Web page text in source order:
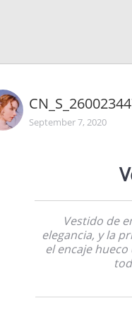
September 7, 2020
Vestido de
elegancia, y la
el encaje hueco